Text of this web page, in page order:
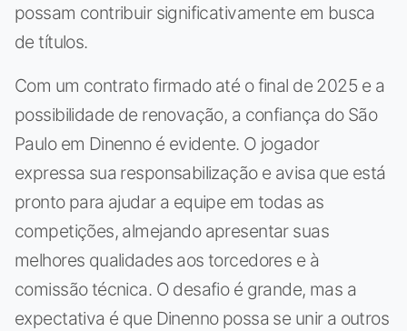
possam contribuir significativamente em busca
de títulos.
Com um contrato firmado até o final de 2025 e a
possibilidade de renovação, a confiança do São
Paulo em Dinenno é evidente. O jogador
expressa sua responsabilização e avisa que está
pronto para ajudar a equipe em todas as
competições, almejando apresentar suas
melhores qualidades aos torcedores e à
comissão técnica. O desafio é grande, mas a
expectativa é que Dinenno possa se unir a outros